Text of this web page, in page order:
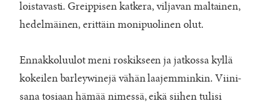
loistavasti. Greippisen katkera, viljavan maltainen,
hedelmäinen, erittäin monipuolinen olut.
Ennakkoluulot meni roskikseen ja jatkossa kyllä
kokeilen barleywinejä vähän laajemminkin. Viini-
sana tosiaan hämää nimessä, eikä siihen tulisi